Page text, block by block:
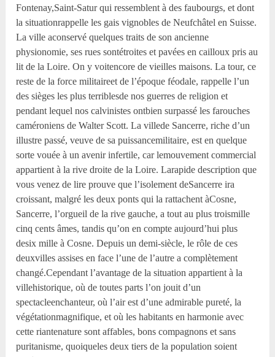
Fontenay,Saint-Satur qui ressemblent à des faubourgs, et dont
la situationrappelle les gais vignobles de Neufchâtel en Suisse.
La ville aconservé quelques traits de son ancienne
physionomie, ses rues sontétroites et pavées en cailloux pris au
lit de la Loire. On y voitencore de vieilles maisons. La tour, ce
reste de la force militaireet de l’époque féodale, rappelle l’un
des sièges les plus terriblesde nos guerres de religion et
pendant lequel nos calvinistes ontbien surpassé les farouches
caméroniens de Walter Scott. La villede Sancerre, riche d’un
illustre passé, veuve de sa puissancemilitaire, est en quelque
sorte vouée à un avenir infertile, car lemouvement commercial
appartient à la rive droite de la Loire. Larapide description que
vous venez de lire prouve que l’isolement deSancerre ira
croissant, malgré les deux ponts qui la rattachent àCosne,
Sancerre, l’orgueil de la rive gauche, a tout au plus troismille
cinq cents âmes, tandis qu’on en compte aujourd’hui plus
desix mille à Cosne. Depuis un demi-siècle, le rôle de ces
deuxvilles assises en face l’une de l’autre a complètement
changé.Cependant l’avantage de la situation appartient à la
villehistorique, où de toutes parts l’on jouit d’un
spectacleenchanteur, où l’air est d’une admirable pureté, la
végétationmagnifique, et où les habitants en harmonie avec
cette riantenature sont affables, bons compagnons et sans
puritanisme, quoiqueles deux tiers de la population soient